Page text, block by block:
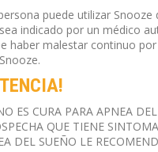
puede utilizar Snooze
indicado por un médico
haber malestar continuo
ES CURA PARA APNEA
QUE TIENE
DEL SUEÑO LE